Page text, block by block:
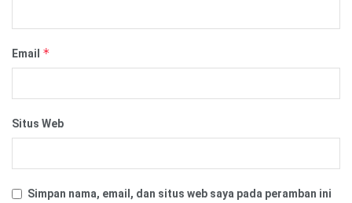
Email *
Situs Web
Simpan nama, email, dan situs web saya pada peramban ini